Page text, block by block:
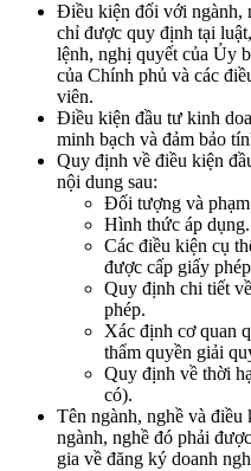
Điều kiện đối với ngành,
chỉ được quy định tại
lệnh, nghị quyết của Ủy
của Chính phủ và các
viên.
Điều kiện đầu tư kinh
minh bạch và đảm bảo
Quy định về điều kiện
nội dung sau:
Đối tượng và
Hình thức áp dụng.
Các điều kiện cụ
được cấp giấy
Quy định chi tiết
phép.
Xác định cơ quan
thẩm quyền giải
Quy định về thời
có).
Tên ngành, nghề và
ngành, nghề đó phải
gia về đăng ký doanh